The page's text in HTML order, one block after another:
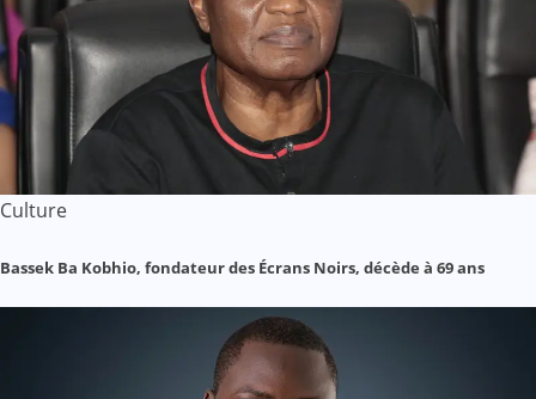
Culture
Bassek Ba Kobhio, fondateur des Écrans Noirs, décède à 69 ans